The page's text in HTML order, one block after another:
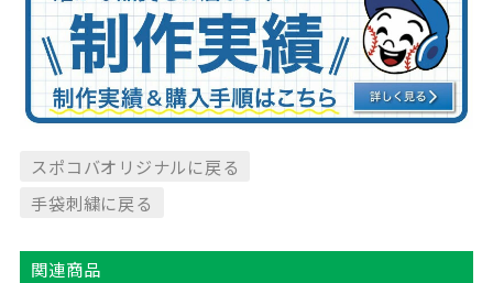
スポコバオリジナルに戻る
手袋刺繍に戻る
関連商品